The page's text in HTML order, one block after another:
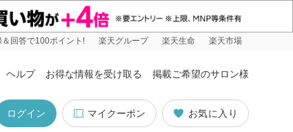
＆回答で100ポイント! 楽天グループ 楽天生命 楽天市場
ヘルプ お得な情報を受け取る 掲載ご希望のサロン様
お気に入り
マイクーポン
ログイン